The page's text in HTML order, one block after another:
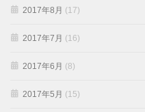
2017年8月 (17)
2017年7月 (16)
2017年6月 (8)
2017年5月 (15)